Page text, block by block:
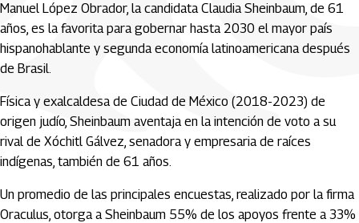
Manuel López Obrador, la candidata Claudia Sheinbaum, de 61
años, es la favorita para gobernar hasta 2030 el mayor país
hispanohablante y segunda economía latinoamericana después
de Brasil.
Física y exalcaldesa de Ciudad de México (2018-2023) de
origen judío, Sheinbaum aventaja en la intención de voto a su
rival de Xóchitl Gálvez, senadora y empresaria de raíces
indígenas, también de 61 años.
Un promedio de las principales encuestas, realizado por la firma
Oraculus, otorga a Sheinbaum 55% de los apoyos frente a 33%